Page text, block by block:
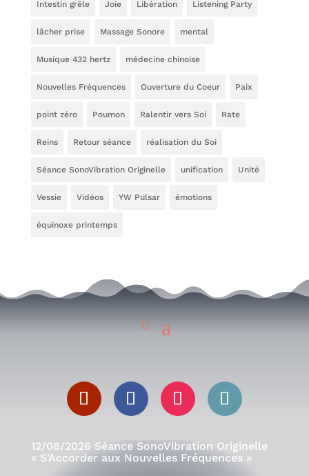
Intestin grêle Joie Libération Listening Party
lâcher prise Massage Sonore mental
Musique 432 hertz médecine chinoise
Nouvelles Fréquences Ouverture du Coeur Paix
point zéro Poumon Ralentir vers Soi Rate
Reins Retour séance réalisation du Soi
Séance SonoVibration Originelle unification Unité
Vessie Vidéos YW Pulsar émotions
équinoxe printemps
12/08/2026 Séance SonoVibration Originelle
« S’Accorder aux Nouvelles Fréquences »